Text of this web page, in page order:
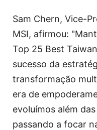
Sam Chern, Vice-
MSI, afirmou:
Top 25 Best
sucesso da
transformação
era de
evoluímos além
passando a focar